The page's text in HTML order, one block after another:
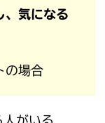
、気になる
の場合
がいる